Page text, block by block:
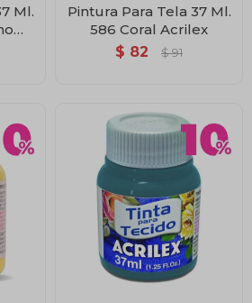
Ml.
Pintura Para Tela 37 Ml.
586 Coral Acrilex
$ 82 $ 91